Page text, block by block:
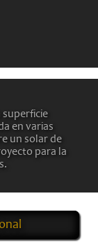
superficie
en varias
un solar de
para la